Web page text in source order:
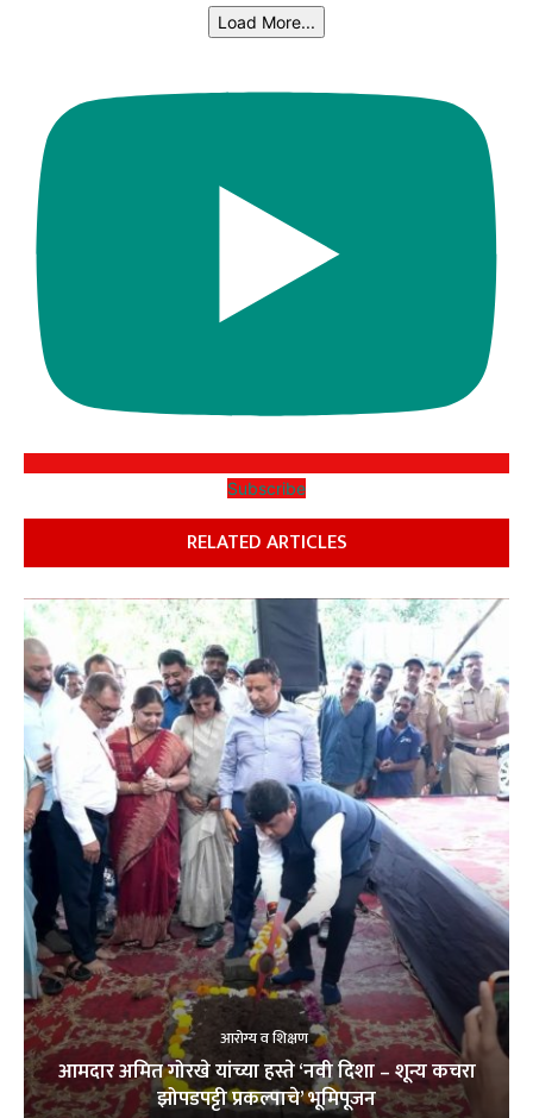
Load More...
Subscribe
RELATED ARTICLES
आरोग्य व शिक्षण
आमदार अमित गोरखे यांच्या हस्ते ‘नवी दिशा – शून्य कचरा
झोपडपट्टी प्रकल्पाचे’ भूमिपूजन